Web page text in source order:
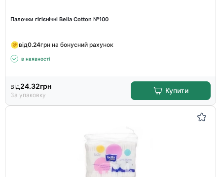
Палочки гігієнічні Bella Cotton №100
від0.24грн на бонусний рахунок
в наявності
від24.32грн
За упаковку
Купити